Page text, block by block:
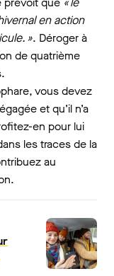
en action
». Déroger à
de quatrième
vous devez
et qu’il n’a
en pour lui
les traces de la
au